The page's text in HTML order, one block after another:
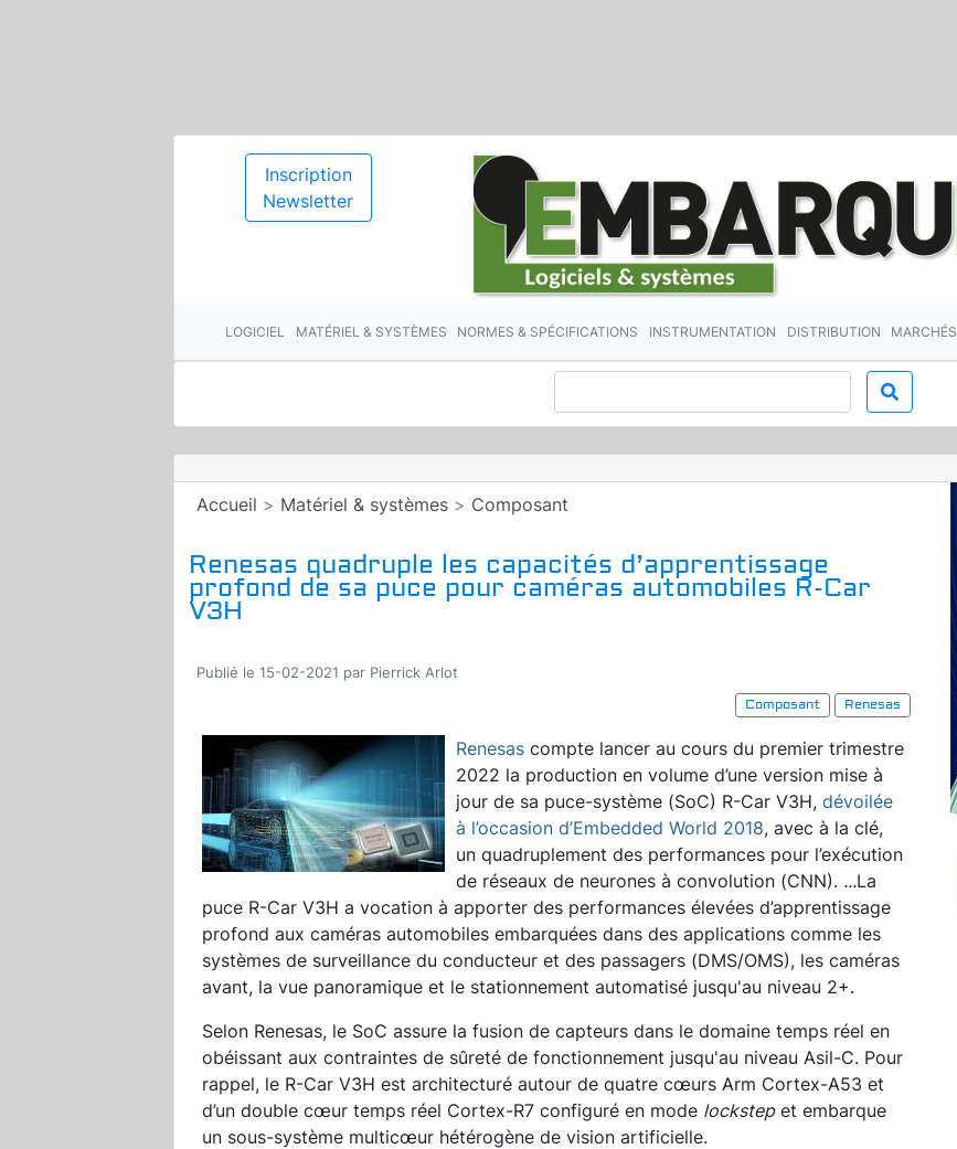
Inscription
Newsletter
LOGICIEL MATÉRIEL & SYSTÈMES NORMES & SPÉCIFICATIONS INSTRUMENTATION DISTRIBUTION MARCHÉS
Accueil > Matériel & systèmes > Composant
Renesas quadruple les capacités d’apprentissage
profond de sa puce pour caméras automobiles R-Car
V3H
Publié le 15-02-2021 par Pierrick Arlot
Composant
Renesas
Renesas compte lancer au cours du premier trimestre
2022 la production en volume d’une version mise à
jour de sa puce-système (SoC) R-Car V3H, dévoilée
à l’occasion d’Embedded World 2018, avec à la clé,
un quadruplement des performances pour l’exécution
de réseaux de neurones à convolution (CNN). ...La
puce R-Car V3H a vocation à apporter des performances élevées d’apprentissage
profond aux caméras automobiles embarquées dans des applications comme les
systèmes de surveillance du conducteur et des passagers (DMS/OMS), les caméras
avant, la vue panoramique et le stationnement automatisé jusqu'au niveau 2+.
Selon Renesas, le SoC assure la fusion de capteurs dans le domaine temps réel en
obéissant aux contraintes de sûreté de fonctionnement jusqu'au niveau Asil-C. Pour
rappel, le R-Car V3H est architecturé autour de quatre cœurs Arm Cortex-A53 et
d’un double cœur temps réel Cortex-R7 configuré en mode lockstepet embarque
un sous-système multicœur hétérogène de vision artificielle.